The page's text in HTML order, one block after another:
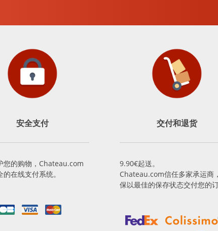
安全支付
您的购物，Chateau.com
在线支付系统。
交付和退货
9.90€起送。
Chateau.com信任多家承运商
保以最佳的保存状态交付您的